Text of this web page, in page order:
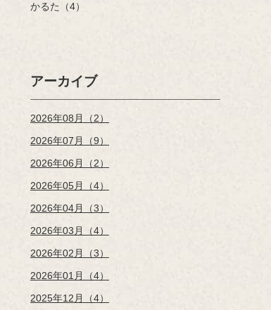
かるた（4）
アーカイブ
2026年08月（2）
2026年07月（9）
2026年06月（2）
2026年05月（4）
2026年04月（3）
2026年03月（4）
2026年02月（3）
2026年01月（4）
2025年12月（4）